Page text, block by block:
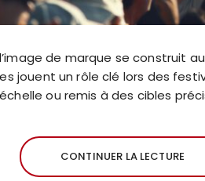
de marque se construit
jouent un rôle clé lors des
ou remis à des cibles
CONTINUER LA LECTURE